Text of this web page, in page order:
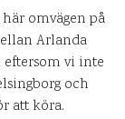
omvägen på
Arlanda
eftersom vi inte
och
att köra.